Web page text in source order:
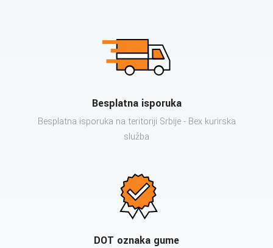
Besplatna isporuka
Besplatna isporuka na teritoriji Srbije - Bex kurirska
služba
DOT oznaka gume